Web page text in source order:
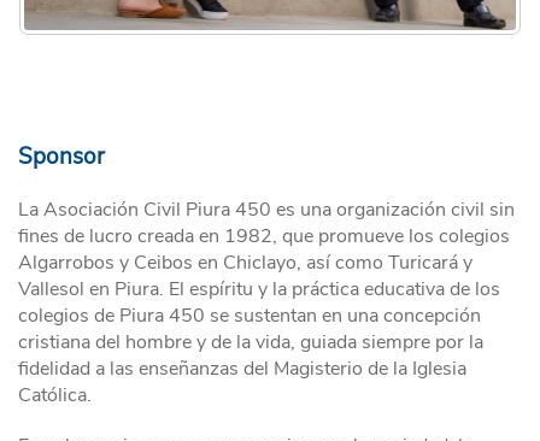
Sponsor
La Asociación Civil Piura 450 es una organización civil sin
fines de lucro creada en 1982, que promueve los colegios
Algarrobos y Ceibos en Chiclayo, así como Turicará y
Vallesol en Piura. El espíritu y la práctica educativa de los
colegios de Piura 450 se sustentan en una concepción
cristiana del hombre y de la vida, guiada siempre por la
fidelidad a las enseñanzas del Magisterio de la Iglesia
Católica.